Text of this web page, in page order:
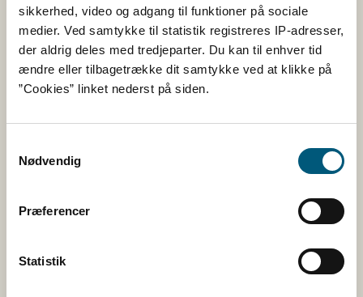
sikkerhed, video og adgang til funktioner på sociale
medier. Ved samtykke til statistik registreres IP-adresser,
der aldrig deles med tredjeparter. Du kan til enhver tid
ændre eller tilbagetrække dit samtykke ved at klikke på
”Cookies” linket nederst på siden.
Nødvendig
Præferencer
Statistik
kan have ædt mus eller andre gnavere,
ormebehandles en til to dage inden
hjemrejsen.
Du skal ko​​ntakte din dyrlæge, hvis du mener,
Undgå så vidt muligt, at din hund æder mus
mellemværter for parasitten.
med ræve eller rævens ekskrementer.